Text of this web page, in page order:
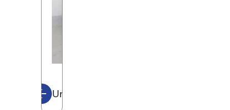
Underseksjoner